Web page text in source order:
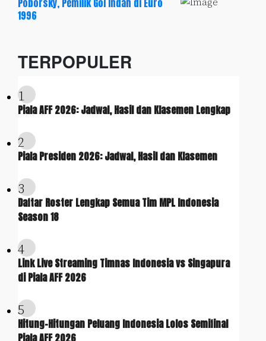
Poborsky, Pemilik Gol Indah di Euro
1996
TERPOPULER
1
Piala AFF 2026: Jadwal, Hasil dan Klasemen Lengkap
2
Piala Presiden 2026: Jadwal, Hasil dan Klasemen
3
Daftar Roster Lengkap Semua Tim MPL Indonesia
Season 18
4
Link Live Streaming Timnas Indonesia vs Singapura
di Piala AFF 2026
5
Hitung-Hitungan Peluang Indonesia Lolos Semifinal
Piala AFF 2026